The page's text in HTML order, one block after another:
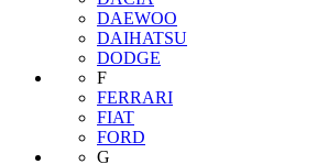
DAEWOO
DAIHATSU
DODGE
F
FERRARI
FIAT
FORD
G